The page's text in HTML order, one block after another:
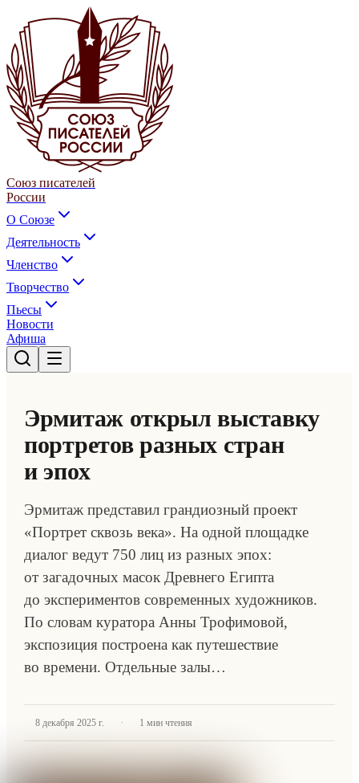
Союз писателей
России
О Союзе
Деятельность
Членство
Творчество
Пьесы
Новости
Афиша
Эрмитаж открыл выставку
портретов разных стран
и эпох
Эрмитаж представил грандиозный проект
«Портрет сквозь века». На одной площадке
диалог ведут 750 лиц из разных эпох:
от загадочных масок Древнего Египта
до экспериментов современных художников.
По словам куратора Анны Трофимовой,
экспозиция построена как путешествие
во времени. Отдельные залы…
8 декабря 2025 г. · 1 мин чтения